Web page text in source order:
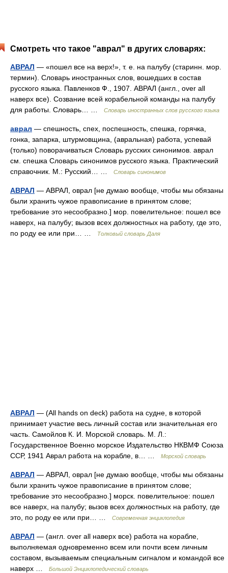
Смотреть что такое "аврал" в других словарях:
АВРАЛ — «пошел все на верх!», т. е. на палубу (старинн. мор.
термин). Словарь иностранных слов, вошедших в состав
русского языка. Павленков Ф., 1907. АВРАЛ (англ., over all
наверх все). Созвание всей корабельной команды на палубу
для работы. Словарь… …
Словарь иностранных слов русского языка
аврал — спешность, спех, поспешность, спешка, горячка,
гонка, запарка, штурмовщина, (авральная) работа, успевай
(только) поворачиваться Словарь русских синонимов. аврал
см. спешка Словарь синонимов русского языка. Практический
справочник. М.: Русский… …
Словарь синонимов
АВРАЛ — АВРАЛ, оврал [не думаю вообще, чтобы мы обязаны
были хранить чужое правописание в принятом слове;
требование это несообразно.] мор. повелительное: пошел все
наверх, на палубу; вызов всех должностных на работу, где это,
по роду ее или при… …
Толковый словарь Даля
АВРАЛ — (All hands on deck) работа на судне, в которой
принимает участие весь личный состав или значительная его
часть. Самойлов К. И. Морской словарь. М. Л.:
Государственное Военно морское Издательство НКВМФ Союза
ССР, 1941 Аврал работа на корабле, в… …
Морской словарь
АВРАЛ — АВРАЛ, оврал [не думаю вообще, чтобы мы обязаны
были хранить чужое правописание в принятом слове;
требование это несообразно.] морск. повелительное: пошел
все наверх, на палубу; вызов всех должностных на работу, где
это, по роду ее или при… …
Современная энциклопедия
АВРАЛ — (англ. over all наверх все) работа на корабле,
выполняемая одновременно всем или почти всем личным
составом, вызываемым специальным сигналом и командой все
наверх …
Большой Энциклопедический словарь